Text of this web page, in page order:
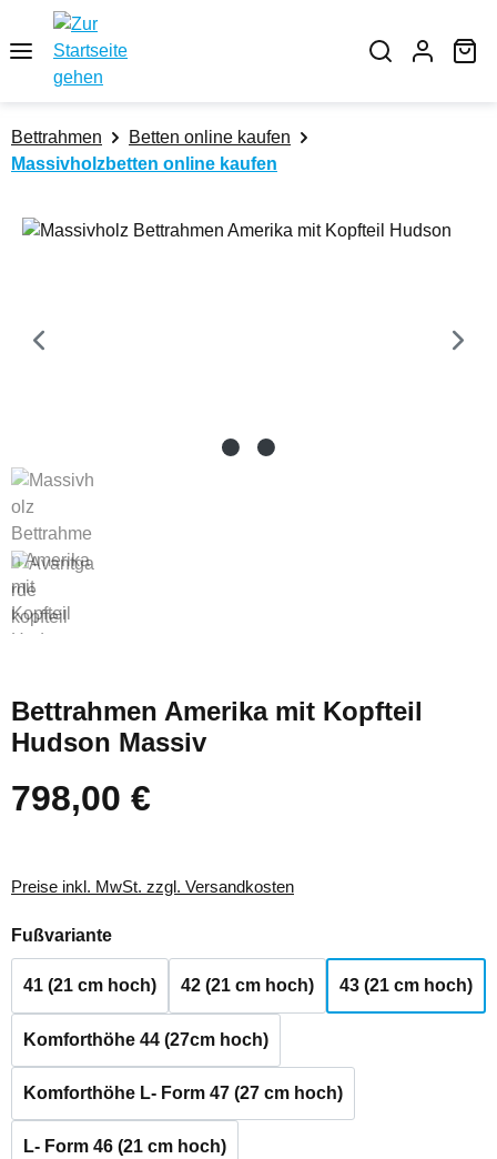
Zum Hauptinhalt springen
Bettrahmen
Betten online kaufen
Massivholzbetten online kaufen
Bildergalerie überspringen
Bettrahmen Amerika mit Kopfteil
Hudson Massiv
Regulärer Preis:
798,00 €
Preise inkl. MwSt. zzgl. Versandkosten
Fußvarianteauswählen
41 (21 cm hoch) 42 (21 cm hoch) 43 (21 cm hoch)
Komforthöhe 44 (27cm hoch)
Komforthöhe L- Form 47 (27 cm hoch)
L- Form 46 (21 cm hoch)